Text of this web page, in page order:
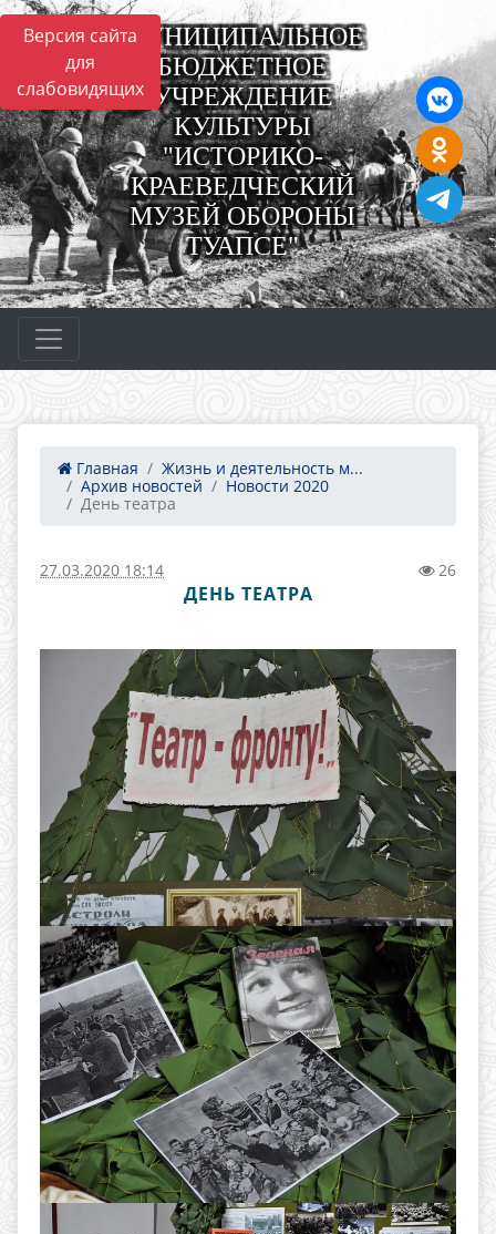
Версия сайта
для
слабовидящих
МУНИЦИПАЛЬНОЕ
БЮДЖЕТНОЕ
УЧРЕЖДЕНИЕ
КУЛЬТУРЫ
"ИСТОРИКО-
КРАЕВЕДЧЕСКИЙ
МУЗЕЙ ОБОРОНЫ
ТУАПСЕ"
Главная
Жизнь и деятельность м...
Архив новостей
Новости 2020
День театра
27.03.2020 18:14 26
ДЕНЬ ТЕАТРА